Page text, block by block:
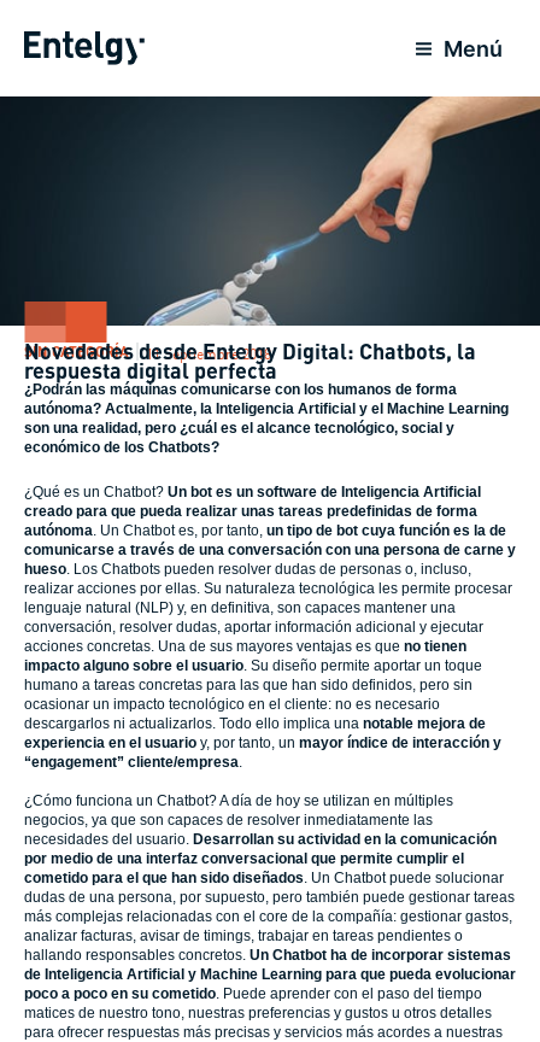
Menú
SIN CATEGORÍA 11 Septiembre 2018
Novedades desde Entelgy Digital: Chatbots, la
respuesta digital perfecta
¿Podrán las máquinas comunicarse con los humanos de forma
autónoma? Actualmente, la Inteligencia Artificial y el Machine Learning
son una realidad, pero ¿cuál es el alcance tecnológico, social y
económico de los Chatbots?
¿Qué es un Chatbot? Un bot es un software de Inteligencia Artificial
creado para que pueda realizar unas tareas predefinidas de forma
autónoma. Un Chatbot es, por tanto, un tipo de bot cuya función es la de
comunicarse a través de una conversación con una persona de carne y
hueso. Los Chatbots pueden resolver dudas de personas o, incluso,
realizar acciones por ellas. Su naturaleza tecnológica les permite procesar
lenguaje natural (NLP) y, en definitiva, son capaces mantener una
conversación, resolver dudas, aportar información adicional y ejecutar
acciones concretas. Una de sus mayores ventajas es que no tienen
impacto alguno sobre el usuario. Su diseño permite aportar un toque
humano a tareas concretas para las que han sido definidos, pero sin
ocasionar un impacto tecnológico en el cliente: no es necesario
descargarlos ni actualizarlos. Todo ello implica una notable mejora de
experiencia en el usuario y, por tanto, un mayor índice de interacción y
“engagement” cliente/empresa.
¿Cómo funciona un Chatbot? A día de hoy se utilizan en múltiples
negocios, ya que son capaces de resolver inmediatamente las
necesidades del usuario. Desarrollan su actividad en la comunicación
por medio de una interfaz conversacional que permite cumplir el
cometido para el que han sido diseñados. Un Chatbot puede solucionar
dudas de una persona, por supuesto, pero también puede gestionar tareas
más complejas relacionadas con el core de la compañía: gestionar gastos,
analizar facturas, avisar de timings, trabajar en tareas pendientes o
hallando responsables concretos. Un Chatbot ha de incorporar sistemas
de Inteligencia Artificial y Machine Learning para que pueda evolucionar
poco a poco en su cometido. Puede aprender con el paso del tiempo
matices de nuestro tono, nuestras preferencias y gustos u otros detalles
para ofrecer respuestas más precisas y servicios más acordes a nuestras